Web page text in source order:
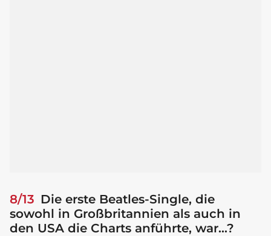
8/13 Die erste Beatles-Single, die
sowohl in Großbritannien als auch in
den USA die Charts anführte, war...?